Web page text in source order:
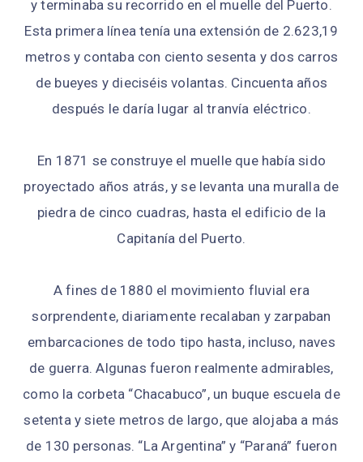
y terminaba su recorrido en el muelle del Puerto.
Esta primera línea tenía una extensión de 2.623,19
metros y contaba con ciento sesenta y dos carros
de bueyes y dieciséis volantas. Cincuenta años
después le daría lugar al tranvía eléctrico.
En 1871 se construye el muelle que había sido
proyectado años atrás, y se levanta una muralla de
piedra de cinco cuadras, hasta el edificio de la
Capitanía del Puerto.
A fines de 1880 el movimiento fluvial era
sorprendente, diariamente recalaban y zarpaban
embarcaciones de todo tipo hasta, incluso, naves
de guerra. Algunas fueron realmente admirables,
como la corbeta “Chacabuco”, un buque escuela de
setenta y siete metros de largo, que alojaba a más
de 130 personas. “La Argentina” y “Paraná” fueron